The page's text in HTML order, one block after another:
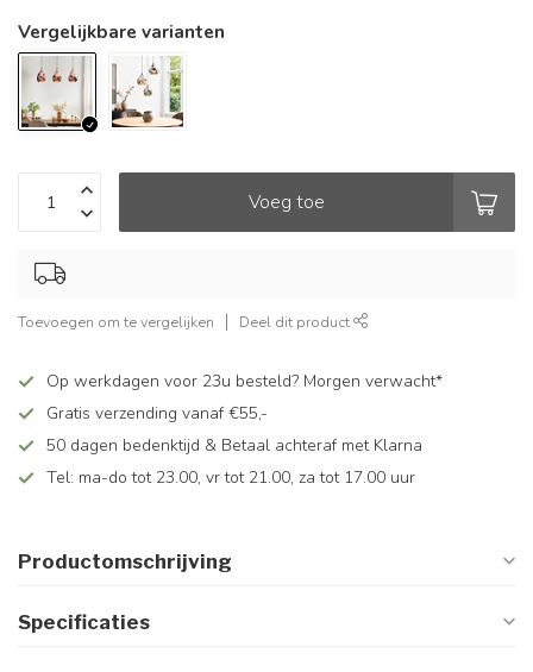
Vergelijkbare varianten
Voeg toe
Toevoegen om te vergelijken Deel dit product
Op werkdagen voor 23u besteld? Morgen verwacht*
Gratis verzending vanaf €55,-
50 dagen bedenktijd & Betaal achteraf met Klarna
Tel: ma-do tot 23.00, vr tot 21.00, za tot 17.00 uur
Productomschrijving
Specificaties